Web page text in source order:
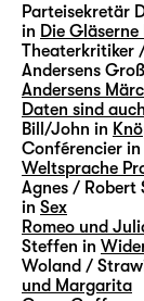
Parteisekretär
in Die Gläserne
Theaterkritiker
Andersens
Andersens
Daten sind
Bill/John in
Conférencier in
Weltsprache
Agnes / Robert
in Sex
Romeo und
Steffen in
Woland /
und Margarita